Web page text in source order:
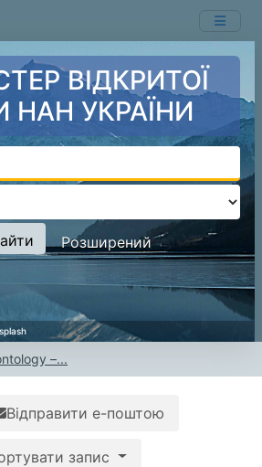
ВІДКРИТОЇ
НАН УКРАЇНИ
Розширений
–...
Відправити е-поштою
запис